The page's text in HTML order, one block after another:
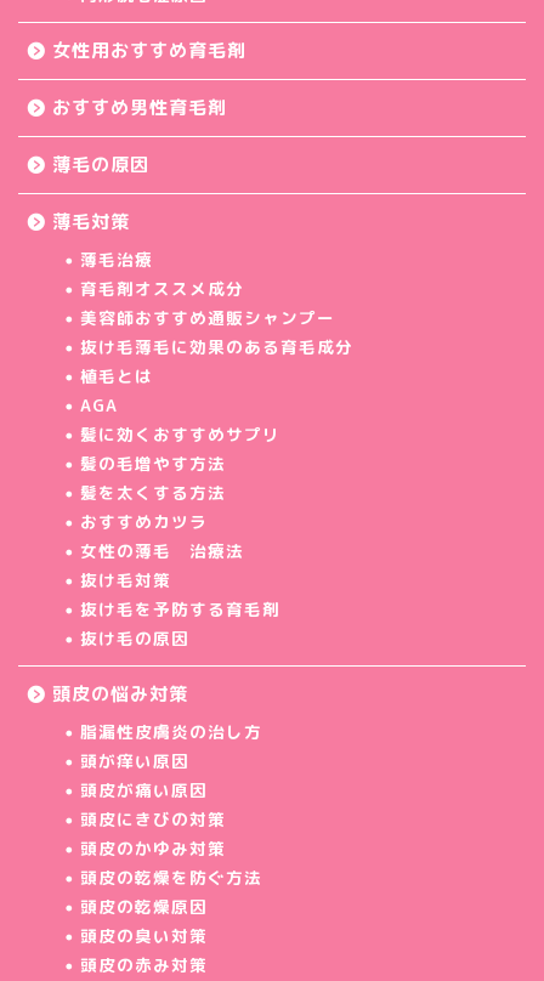
女性用おすすめ育毛剤
おすすめ男性育毛剤
薄毛の原因
薄毛対策
薄毛治療
育毛剤オススメ成分
美容師おすすめ通販シャンプー
抜け毛薄毛に効果のある育毛成分
植毛とは
AGA
髪に効くおすすめサプリ
髪の毛増やす方法
髪を太くする方法
おすすめカツラ
女性の薄毛 治療法
抜け毛対策
抜け毛を予防する育毛剤
抜け毛の原因
頭皮の悩み対策
脂漏性皮膚炎の治し方
頭が痒い原因
頭皮が痛い原因
頭皮にきびの対策
頭皮のかゆみ対策
頭皮の乾燥を防ぐ方法
頭皮の乾燥原因
頭皮の臭い対策
頭皮の赤み対策